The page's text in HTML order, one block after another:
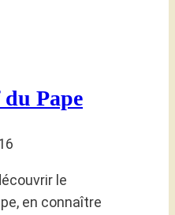
Pape
le
en connaître